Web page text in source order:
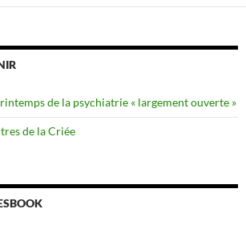
de la psychiatrie « largement ouverte »
de la Criée